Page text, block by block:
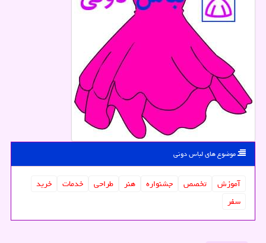
موضوع های لباس دونی
آموزش تخصص جشنواره هنر طراحی خدمات
خرید
سفر